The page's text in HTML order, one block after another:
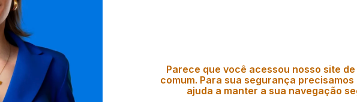
Parece que você acessou nosso site
comum. Para sua segurança
ajuda a manter a sua navegação